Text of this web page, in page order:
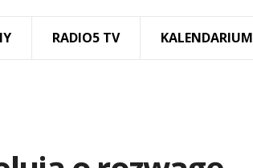
RADIO5 TV KALENDARIUM